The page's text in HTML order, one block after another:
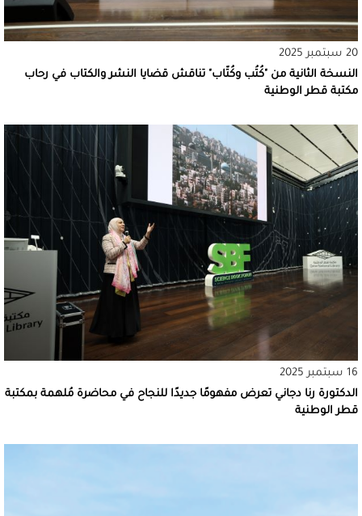
20 سبتمبر 2025
النسخة الثانية من "كُتُب وكُتّاب" تناقش قضايا النشر والكتاب في رحاب
مكتبة قطر الوطنية
16 سبتمبر 2025
الدكتورة رنا دجاني تعرض مفهومًا جديدًا للنجاح في محاضرة مُلهمة بمكتبة
قطر الوطنية